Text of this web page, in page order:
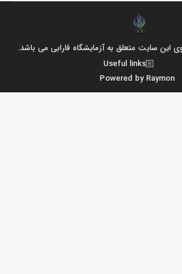
این سایت متعلق به آزمایشگاه فارابی می باشد.
Useful links
Powered by Raymon